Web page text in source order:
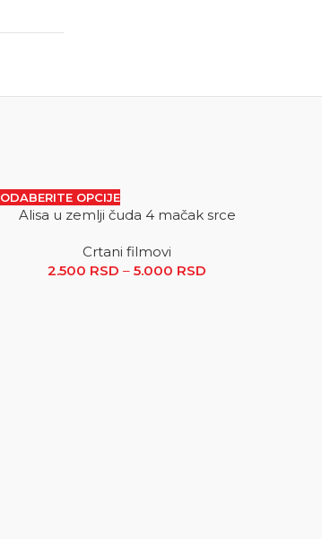
SALE
ODABERITE OPCIJE
Alisa u zemlji čuda 4 mačak srce
Crtani filmovi
2.500 RSD – 5.000 RSD